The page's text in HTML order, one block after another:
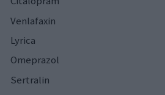
Venlafaxin
Lyrica
Omeprazol
Sertralin